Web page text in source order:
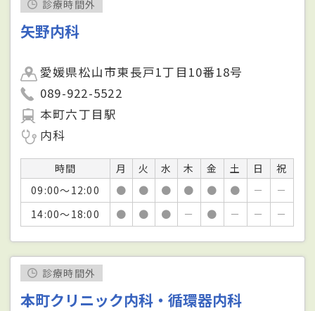
診療時間外
矢野内科
愛媛県松山市東長戸1丁目10番18号
089-922-5522
本町六丁目駅
内科
時間 月 火 水 木 金 土 日
祝
09:00～12:00
● ● ● ● ● ● －
－
14:00～18:00
● ● ● － ● － － －
診療時間外
本町クリニック内科・循環器内科